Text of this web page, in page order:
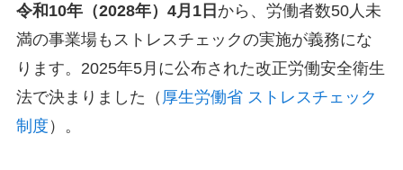
令和10年（2028年）4月1日 から、労働者数50人未
満の事業場もストレスチェックの実施が義務にな
ります。2025年5月に公布された改正労働安全衛生
法で決まりました（ 厚生労働省 ストレスチェック
制度 ）。